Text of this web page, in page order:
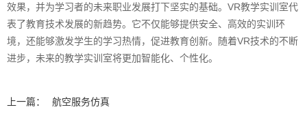
效果，并为学习者的未来职业发展打下坚实的基础。VR教学实训室代
表了教育技术发展的新趋势。它不仅能够提供安全、高效的实训环
境，还能够激发学生的学习热情，促进教育创新。随着VR技术的不断
进步，未来的教学实训室将更加智能化、个性化。‍
上一篇：
航空服务仿真